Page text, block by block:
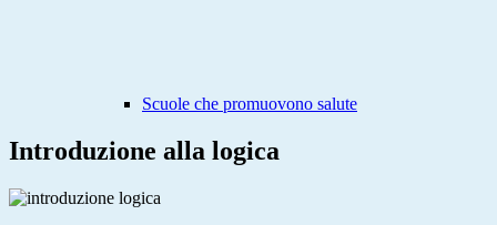
Scuole che promuovono salute
Introduzione alla logica